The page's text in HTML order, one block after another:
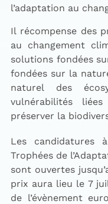
l’adaptation au
Il récompense des
au changement
solutions fondées
fondées sur la
naturel des
vulnérabilités
préserver la
Les candidatures
Trophées de
sont ouvertes
prix aura lieu le 7
de l’évènement